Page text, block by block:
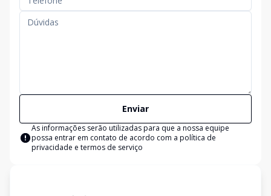
Enviar
As informações serão utilizadas para que a nossa equipe
possa entrar em contato de acordo com a política de
privacidade e termos de serviço